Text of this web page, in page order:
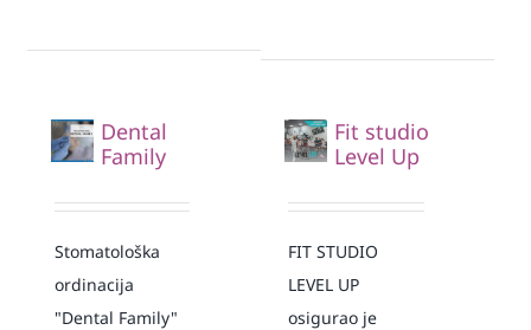
Dental
Family
Stomatološka
ordinacija
"Dental Family"
Fit studio
Level Up
FIT STUDIO
LEVEL UP
osigurao je